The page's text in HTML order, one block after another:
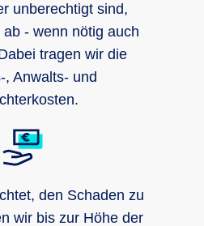
unberechtigt sind,
- wenn nötig auch
tragen wir die
, Anwalts- und
den Schaden zu
wir bis zur Höhe der